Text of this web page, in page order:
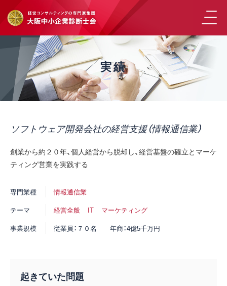
実績
ソフトウェア開発会社の経営支援（情報通信業）
創業から約２０年、個人経営から脱却し、経営基盤の確立とマーケ
ティング営業を実践する
専門業種
情報通信業
テーマ
経営全般 IT
マーケティング
事業規模
従業員：７０名 年商：4億5千万円
起きていた問題